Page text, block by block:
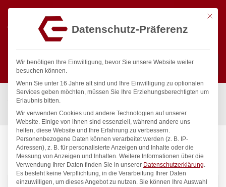
Suchen
Start / Gastronomiebedarf & Gastro Geräte für Profis
Küchenartikel
Waagen & Messbecher
WAAGEN & MESSBECHER
Mit
Datenschutz-Präferenz
Wir benötigen Ihre Einwilligung, bevor Sie unsere Website weiter
besuchen können.
Wenn Sie unter 16 Jahre alt sind und Ihre Einwilligung zu optionalen
Services geben möchten, müssen Sie Ihre Erziehungsberechtigten um
Erlaubnis bitten.
Wir verwenden Cookies und andere Technologien auf unserer
Website. Einige von ihnen sind essenziell, während andere uns
helfen, diese Website und Ihre Erfahrung zu verbessern.
Personenbezogene Daten können verarbeitet werden (z. B. IP-
Adressen), z. B. für personalisierte Anzeigen und Inhalte oder die
Messung von Anzeigen und Inhalten. Weitere Informationen über die
Verwendung Ihrer Daten finden Sie in unserer Datenschutzerklärung.
Es besteht keine Verpflichtung, in die Verarbeitung Ihrer Daten
einzuwilligen, um dieses Angebot zu nutzen. Sie können Ihre Auswahl